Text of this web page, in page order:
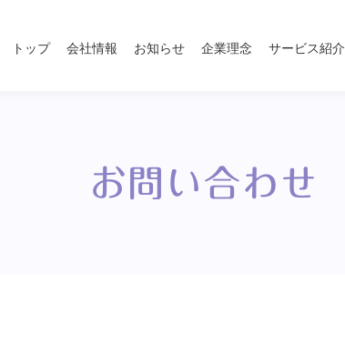
トップ 会社情報 お知らせ 企業理念 サービス紹介
お問い合わせ